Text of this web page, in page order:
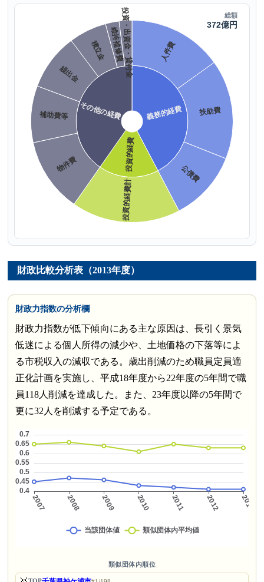
財政比較分析表（2013年度）
財政力指数の分析欄
財政力指数が低下傾向にある主な原因は、長引く景気
低迷による個人所得の減少や、土地価格の下落等によ
る市税収入の減収である。歳出削減のため職員定員適
正化計画を実施し、平成18年度から22年度の5年間で職
員118人削減を達成した。また、23年度以降の5年間で
更に32人を削減する予定である。
類似団体内順位